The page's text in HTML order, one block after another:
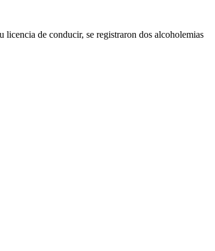
licencia de conducir, se registraron dos alcoholemias